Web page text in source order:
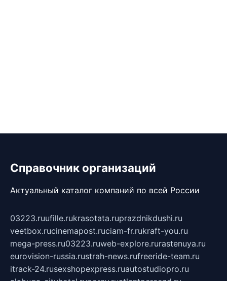
Справочник организаций
Актуальный каталог компаний по всей России
03223.ruufille.rukrasotata.ruprazdnikdushi.ru
veetbox.rucinemapost.ruciam-fr.rukraft-you.ru
mega-press.ru03223.ruweb-explore.rurastenuya.ru
eurovision-russia.rustrah-news.rufreeride-team.ru
itrack-24.rusexshopexpress.ruautostudiopro.ru